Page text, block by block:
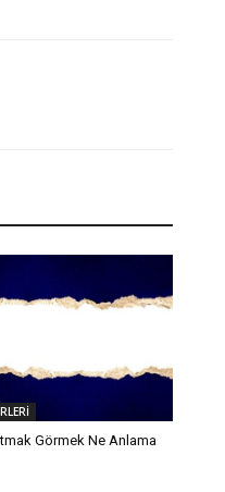
Görmek Ne Anlama